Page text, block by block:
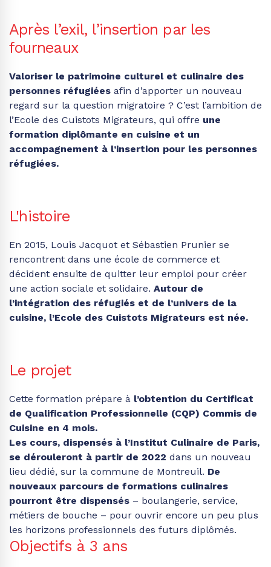
Après l’exil, l’insertion par les
fourneaux
Valoriser le patrimoine culturel et culinaire des
personnes réfugiées afin d’apporter un nouveau
regard sur la question migratoire ? C’est l’ambition de
l’Ecole des Cuistots Migrateurs, qui offre une
formation diplômante en cuisine et un
accompagnement à l’insertion pour les personnes
réfugiées.
L'histoire
En 2015, Louis Jacquot et Sébastien Prunier se
rencontrent dans une école de commerce et
décident ensuite de quitter leur emploi pour créer
une action sociale et solidaire. Autour de
l’intégration des réfugiés et de l’univers de la
cuisine, l’Ecole des Cuistots Migrateurs est née.
Le projet
Cette formation prépare à l’obtention du Certificat
de Qualification Professionnelle (CQP) Commis de
Cuisine en 4 mois.
Les cours, dispensés à l’Institut Culinaire de Paris,
se dérouleront à partir de 2022 dans un nouveau
lieu dédié, sur la commune de Montreuil. De
nouveaux parcours de formations culinaires
pourront être dispensés – boulangerie, service,
métiers de bouche – pour ouvrir encore un peu plus
les horizons professionnels des futurs diplômés.
Objectifs à 3 ans